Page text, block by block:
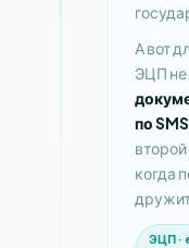
А вот
ЭЦП не
по
когда
ЭЦП ·